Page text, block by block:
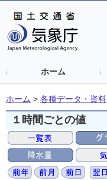
ホーム
ホーム > 各種データ・資料
１時間ごとの値